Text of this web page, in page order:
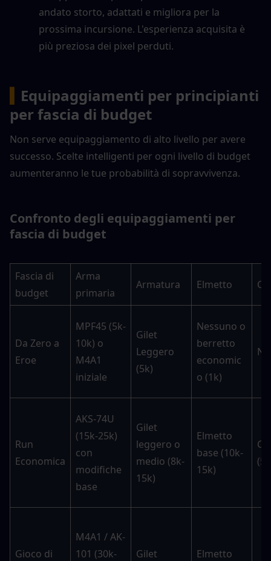
andato storto, adattati e migliora per la
prossima incursione. L'esperienza acquisita è
più preziosa dei pixel perduti.
Equipaggiamenti per principianti
per fascia di budget
Non serve equipaggiamento di alto livello per avere
successo. Scelte intelligenti per ogni livello di budget
aumenteranno le tue probabilità di sopravvivenza.
Confronto degli equipaggiamenti per
fascia di budget
Fascia di
budget
Arma
primaria
Armatura Elmetto
Da Zero a
Eroe
MPF45 (5k-
10k) o
M4A1
iniziale
Gilet
Leggero
(5k)
Nessuno o
berretto
economic
o (1k)
Run
Economica
AKS-74U
(15k-25k)
con
modifiche
base
Gilet
leggero o
medio (8k-
15k)
Elmetto
base (10k-
15k)
Gioco di
M4A1 / AK-
101 (30k-
Gilet
Elmetto